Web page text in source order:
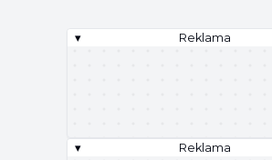
▾ Reklama
▾ Reklama